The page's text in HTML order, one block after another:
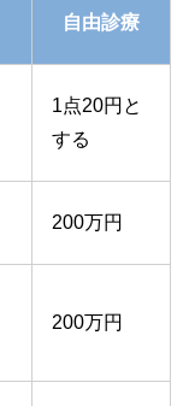
自由診療
1点20円と
する
200万円
200万円